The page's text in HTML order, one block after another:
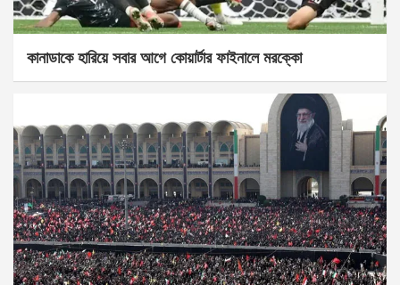
কানাডাকে হারিয়ে সবার আগে কোয়ার্টার ফাইনালে মরক্কো